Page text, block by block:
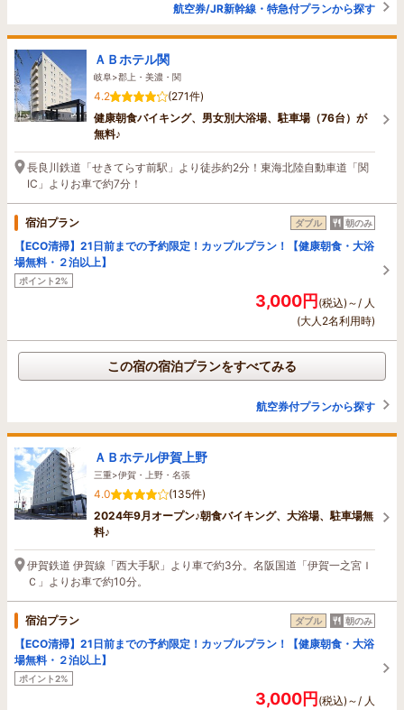
航空券/JR新幹線・特急付プランから探す
ＡＢホテル関
岐阜>郡上・美濃・関
4.2
(271件)
健康朝食バイキング、男女別大浴場、駐車場（76台）が
無料♪
長良川鉄道「せきてらす前駅」より徒歩約2分！東海北陸自動車道「関
IC」よりお車で約7分！
宿泊プラン ダブル 朝のみ
【ECO清掃】21日前までの予約限定！カップルプラン！【健康朝食・大浴
場無料・２泊以上】
ポイント2%
3,000円(税込)～/ 人
(大人2名利用時)
この宿の宿泊プランをすべてみる
航空券付プランから探す
ＡＢホテル伊賀上野
三重>伊賀・上野・名張
4.0
(135件)
2024年9月オープン♪朝食バイキング、大浴場、駐車場無
料♪
伊賀鉄道 伊賀線「西大手駅」より車で約3分。名阪国道「伊賀一之宮Ｉ
Ｃ」よりお車で約10分。
宿泊プラン ダブル 朝のみ
【ECO清掃】21日前までの予約限定！カップルプラン！【健康朝食・大浴
場無料・２泊以上】
ポイント2%
3,000円(税込)～/ 人